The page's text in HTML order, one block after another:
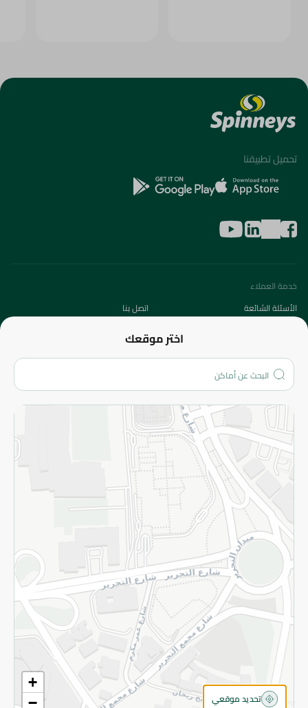
اختر موقعك
+
−
تحديد موقعي
تحميل تطبيقنا
خدمة العملاء
الأسئلة الشائعة
اتصل بنا
من نحن؟
الفروع
المزيد
الاسترجاع
سياسة الاستخدام
سياسة الخصوصية
قم بالتسجيل للنشرة
©2026 - Spinneys | جميع الحقوق محفوظة